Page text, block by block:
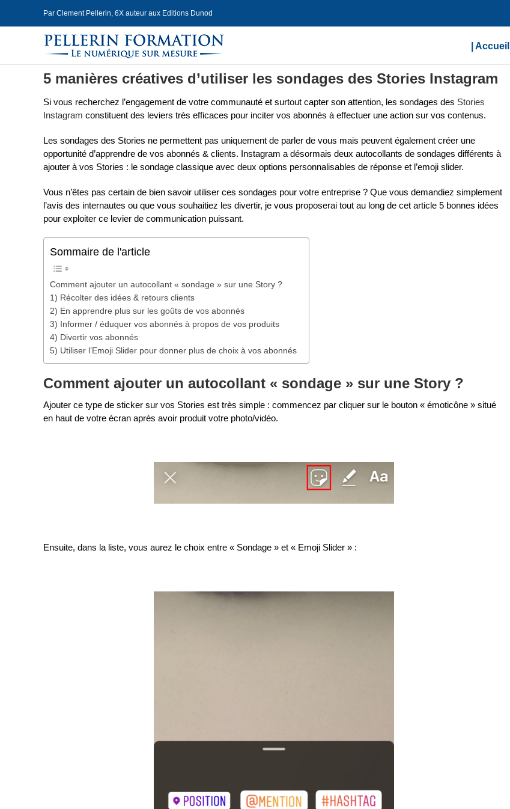
Par Clement Pellerin, 6X auteur aux Editions Dunod
| Accueil |
5 manières créatives d’utiliser les sondages des Stories Instagram
Si vous recherchez l’engagement de votre communauté et surtout capter son attention, les sondages des Stories
Instagram constituent des leviers très efficaces pour inciter vos abonnés à effectuer une action sur vos contenus.
Les sondages des Stories ne permettent pas uniquement de parler de vous mais peuvent également créer une
opportunité d’apprendre de vos abonnés & clients. Instagram a désormais deux autocollants de sondages différents à
ajouter à vos Stories : le sondage classique avec deux options personnalisables de réponse et l’emoji slider.
Vous n’êtes pas certain de bien savoir utiliser ces sondages pour votre entreprise ? Que vous demandiez simplement
l’avis des internautes ou que vous souhaitiez les divertir, je vous proposerai tout au long de cet article 5 bonnes idées
pour exploiter ce levier de communication puissant.
Sommaire de l'article
Comment ajouter un autocollant « sondage » sur une Story ?
1) Récolter des idées & retours clients
2) En apprendre plus sur les goûts de vos abonnés
3) Informer / éduquer vos abonnés à propos de vos produits
4) Divertir vos abonnés
5) Utiliser l’Emoji Slider pour donner plus de choix à vos abonnés
Comment ajouter un autocollant « sondage » sur une Story ?
Ajouter ce type de sticker sur vos Stories est très simple : commencez par cliquer sur le bouton « émoticône » situé
en haut de votre écran après avoir produit votre photo/vidéo.
Ensuite, dans la liste, vous aurez le choix entre « Sondage » et « Emoji Slider » :